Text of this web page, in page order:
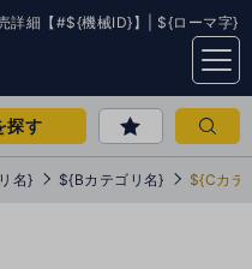
詳細【#${機械ID}】| ${ローマ字}
menu
探す
名} ${Bカテゴリ名} ${Cカテ